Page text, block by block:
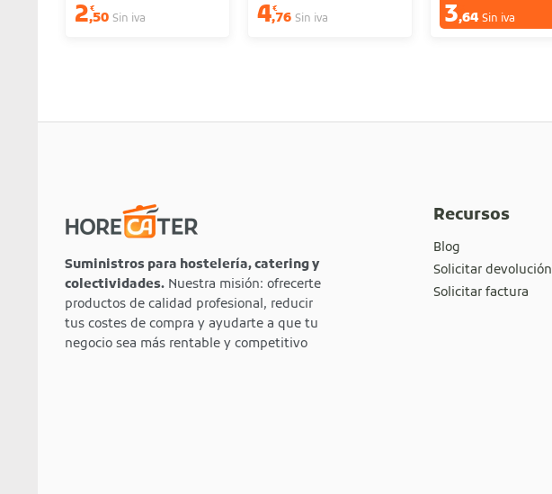
2€
,50 Sin iva 4€
,76 Sin iva 3,64 Sin iva
Suministros para hostelería, catering y
colectividades. Nuestra misión: ofrecerte
productos de calidad profesional, reducir
tus costes de compra y ayudarte a que tu
negocio sea más rentable y competitivo
Recursos
Blog
Solicitar devolución
Solicitar factura